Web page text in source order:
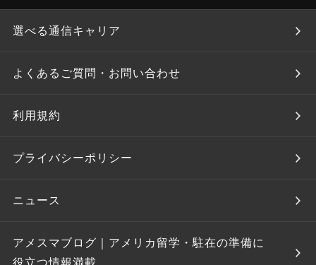
選べる通信キャリア
よくあるご質問・お問い合わせ
利用規約
プライバシーポリシー
ニュース
アメスマブログ｜アメリカ留学・駐在の準備に
役立つ情報満載